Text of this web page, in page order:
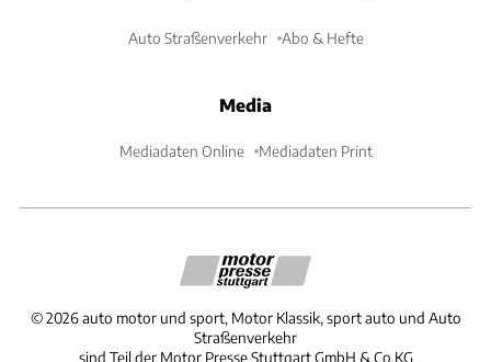
Auto Straßenverkehr Abo & Hefte
Media
Mediadaten Online Mediadaten Print
©2026 auto motor und sport, Motor Klassik, sport auto und Auto
Straßenverkehr
sind Teil der Motor Presse Stuttgart GmbH & Co.KG